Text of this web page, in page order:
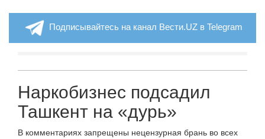
Подписывайтесь на канал Вести.UZ в Telegram
Наркобизнес подсадил
Ташкент на «дурь»
В комментариях запрещены нецензурная брань во всех